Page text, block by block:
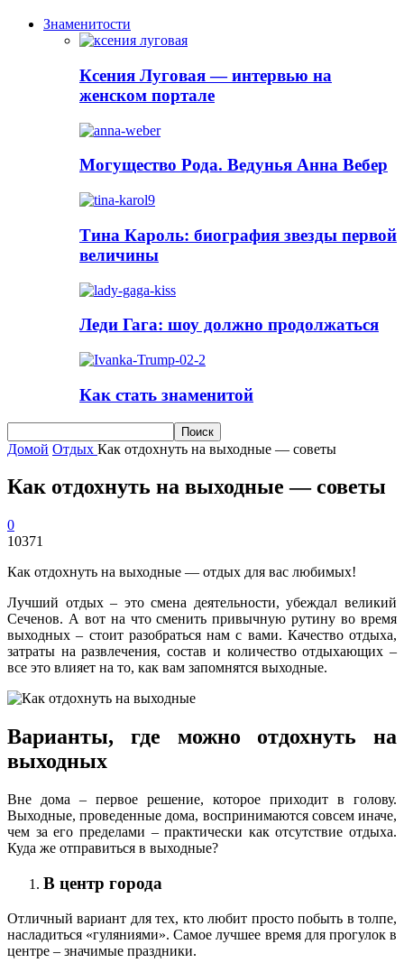
Знаменитости
Ксения Луговая — интервью на
женском портале
Могущество Рода. Ведунья Анна Вебер
Тина Кароль: биография звезды первой
величины
Леди Гага: шоу должно продолжаться
Как стать знаменитой
Домой Отдых Как отдохнуть на выходные — советы
Как отдохнуть на выходные — советы
0
10371
Как отдохнуть на выходные — отдых для вас любимых!
Лучший отдых – это смена деятельности, убеждал великий
Сеченов. А вот на что сменить привычную рутину во время
выходных – стоит разобраться нам с вами. Качество отдыха,
затраты на развлечения, состав и количество отдыхающих –
все это влияет на то, как вам запомнятся выходные.
Варианты, где можно отдохнуть на
выходных
Вне дома – первое решение, которое приходит в голову.
Выходные, проведенные дома, воспринимаются совсем иначе,
чем за его пределами – практически как отсутствие отдыха.
Куда же отправиться в выходные?
В центр города
Отличный вариант для тех, кто любит просто побыть в толпе,
насладиться «гуляниями». Самое лучшее время для прогулок в
центре – значимые праздники.